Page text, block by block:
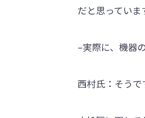
だと思っていま
–実際に、機器
西村氏：そう